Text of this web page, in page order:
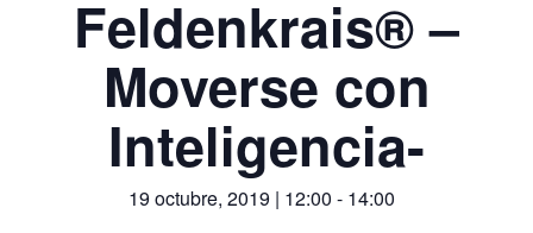
Feldenkrais® –
Moverse con
Inteligencia-
19 octubre, 2019 | 12:00 - 14:00